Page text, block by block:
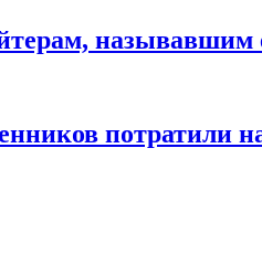
называвшим
потратили